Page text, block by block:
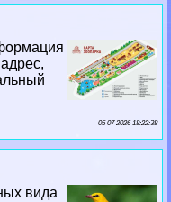
05 07 2026 18:22:38
вида